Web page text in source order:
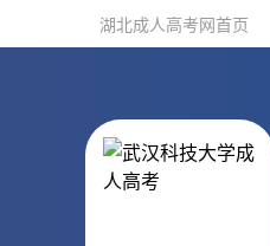
湖北成人高考网首页
湖北成人高考网首页